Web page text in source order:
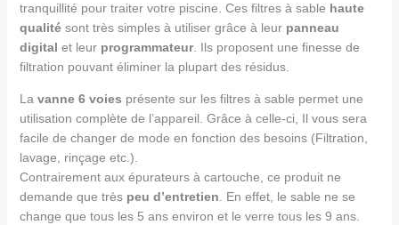
tranquillité pour traiter votre piscine. Ces filtres à sable haute
qualité sont très simples à utiliser grâce à leur panneau
digital et leur programmateur. Ils proposent une finesse de
filtration pouvant éliminer la plupart des résidus.
La vanne 6 voies présente sur les filtres à sable permet une
utilisation complète de l’appareil. Grâce à celle-ci, Il vous sera
facile de changer de mode en fonction des besoins (Filtration,
lavage, rinçage etc.).
Contrairement aux épurateurs à cartouche, ce produit ne
demande que très peu d’entretien . En effet, le sable ne se
change que tous les 5 ans environ et le verre tous les 9 ans.